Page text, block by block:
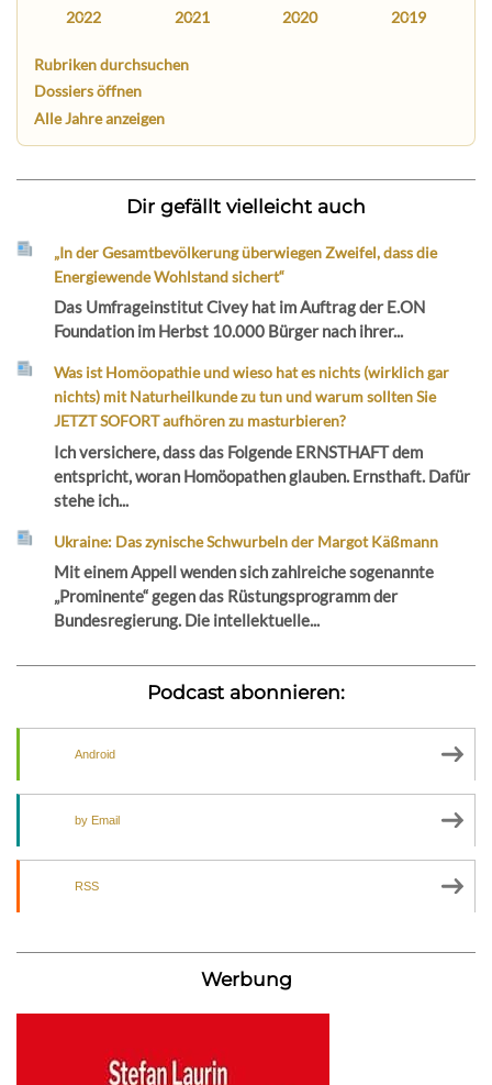
2022 2021 2020 2019
Rubriken durchsuchen
Dossiers öffnen
Alle Jahre anzeigen
Dir gefällt vielleicht auch
„In der Gesamtbevölkerung überwiegen Zweifel, dass die
Energiewende Wohlstand sichert“
Das Umfrageinstitut Civey hat im Auftrag der E.ON
Foundation im Herbst 10.000 Bürger nach ihrer...
Was ist Homöopathie und wieso hat es nichts (wirklich gar
nichts) mit Naturheilkunde zu tun und warum sollten Sie
JETZT SOFORT aufhören zu masturbieren?
Ich versichere, dass das Folgende ERNSTHAFT dem
entspricht, woran Homöopathen glauben. Ernsthaft. Dafür
stehe ich...
Ukraine: Das zynische Schwurbeln der Margot Käßmann
Mit einem Appell wenden sich zahlreiche sogenannte
„Prominente“ gegen das Rüstungsprogramm der
Bundesregierung. Die intellektuelle...
Podcast abonnieren:
Android
by Email
RSS
Werbung